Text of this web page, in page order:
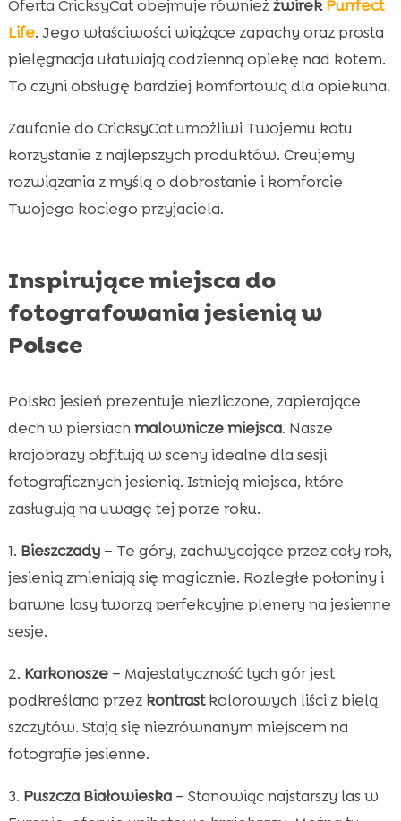
Oferta CricksyCat obejmuje równieżżwirekPurrfect
Life. Jego właściwości wiążące zapachy oraz prosta
pielęgnacja ułatwiają codzienną opiekę nad kotem.
To czyni obsługę bardziej komfortową dla opiekuna.
Zaufanie do CricksyCat umożliwi Twojemu kotu
korzystanie z najlepszych produktów. Creujemy
rozwiązania z myślą o dobrostanie i komforcie
Twojego kociego przyjaciela.
Inspirujące miejsca do
fotografowania jesienią w
Polsce
Polska jesień prezentuje niezliczone, zapierające
dech w piersiach malownicze miejsca. Nasze
krajobrazy obfitują w sceny idealne dla sesji
fotograficznych jesienią. Istnieją miejsca, które
zasługują na uwagę tej porze roku.
1. Bieszczady– Te góry, zachwycające przez cały rok,
jesienią zmieniają się magicznie. Rozległe połoniny i
barwne lasy tworzą perfekcyjne plenery na jesienne
sesje.
2. Karkonosze– Majestatyczność tych gór jest
podkreślana przez kontrastkolorowych liści z bielą
szczytów. Stają się niezrównanym miejscem na
fotografie jesienne.
3. Puszcza Białowieska– Stanowiąc najstarszy las w